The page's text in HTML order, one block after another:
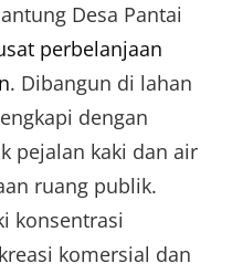
Desa Pantai
perbelanjaan
. Dibangun di lahan
dengan
pejalan kaki dan air
ruang publik.
konsentrasi
komersial dan